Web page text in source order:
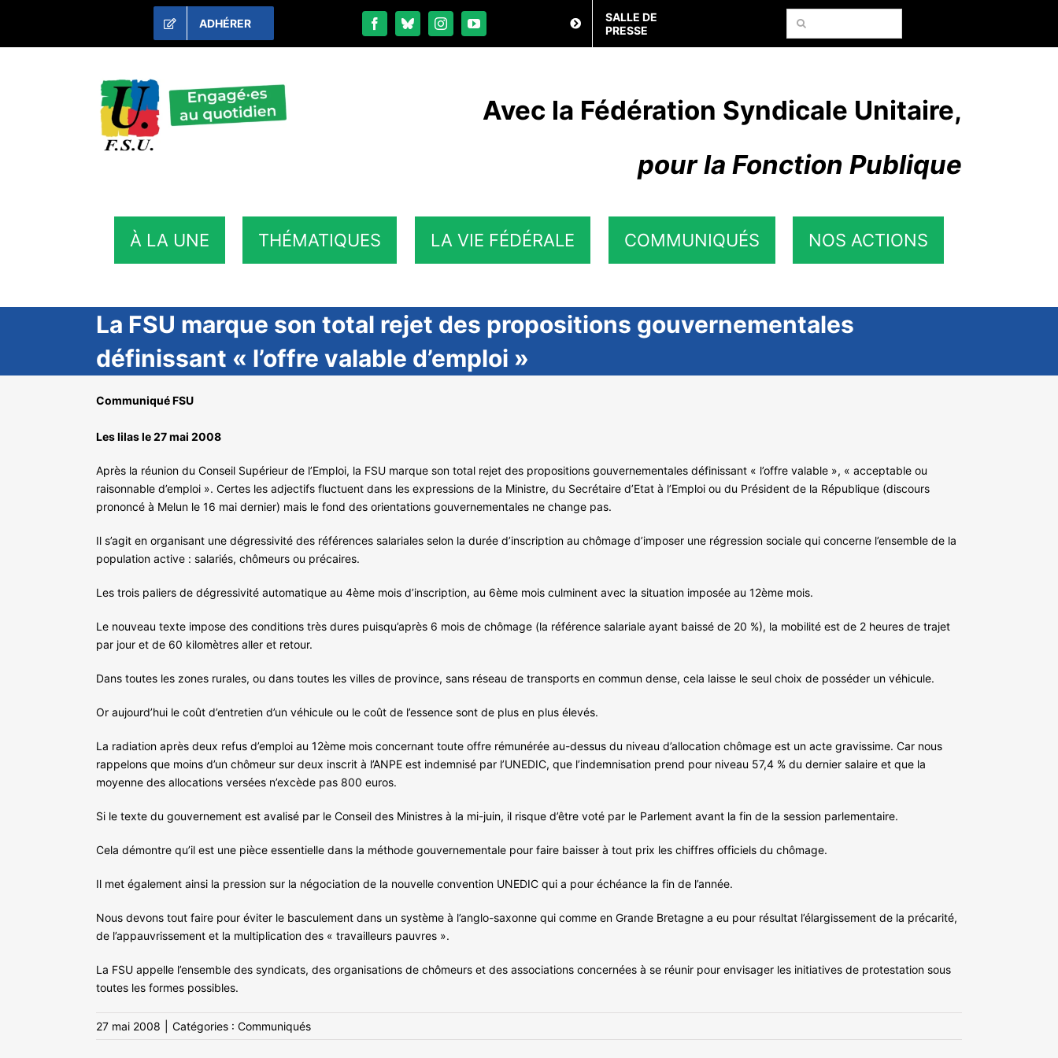
contenu
ADHÉRER
SALLE DE
PRESSE
Rechercher:
Avec la Fédération Syndicale Unitaire,
pour la Fonction Publique
À LA UNE THÉMATIQUES LA VIE FÉDÉRALE COMMUNIQUÉS NOS ACTIONS
La FSU marque son total rejet des propositions gouvernementales
définissant « l’offre valable d’emploi »
Communiqué FSU
Les lilas le 27 mai 2008
Après la réunion du Conseil Supérieur de l’Emploi, la FSU marque son total rejet des propositions gouvernementales définissant « l’offre valable », « acceptable ou
raisonnable d’emploi ». Certes les adjectifs fluctuent dans les expressions de la Ministre, du Secrétaire d’Etat à l’Emploi ou du Président de la République (discours
prononcé à Melun le 16 mai dernier) mais le fond des orientations gouvernementales ne change pas.
Il s’agit en organisant une dégressivité des références salariales selon la durée d’inscription au chômage d’imposer une régression sociale qui concerne l’ensemble de la
population active : salariés, chômeurs ou précaires.
Les trois paliers de dégressivité automatique au 4ème mois d’inscription, au 6ème mois culminent avec la situation imposée au 12ème mois.
Le nouveau texte impose des conditions très dures puisqu’après 6 mois de chômage (la référence salariale ayant baissé de 20 %), la mobilité est de 2 heures de trajet
par jour et de 60 kilomètres aller et retour.
Dans toutes les zones rurales, ou dans toutes les villes de province, sans réseau de transports en commun dense, cela laisse le seul choix de posséder un véhicule.
Or aujourd’hui le coût d’entretien d’un véhicule ou le coût de l’essence sont de plus en plus élevés.
La radiation après deux refus d’emploi au 12ème mois concernant toute offre rémunérée au-dessus du niveau d’allocation chômage est un acte gravissime. Car nous
rappelons que moins d’un chômeur sur deux inscrit à l’ANPE est indemnisé par l’UNEDIC, que l’indemnisation prend pour niveau 57,4 % du dernier salaire et que la
moyenne des allocations versées n’excède pas 800 euros.
Si le texte du gouvernement est avalisé par le Conseil des Ministres à la mi-juin, il risque d’être voté par le Parlement avant la fin de la session parlementaire.
Cela démontre qu’il est une pièce essentielle dans la méthode gouvernementale pour faire baisser à tout prix les chiffres officiels du chômage.
Il met également ainsi la pression sur la négociation de la nouvelle convention UNEDIC qui a pour échéance la fin de l’année.
Nous devons tout faire pour éviter le basculement dans un système à l’anglo-saxonne qui comme en Grande Bretagne a eu pour résultat l’élargissement de la précarité,
de l’appauvrissement et la multiplication des « travailleurs pauvres ».
La FSU appelle l’ensemble des syndicats, des organisations de chômeurs et des associations concernées à se réunir pour envisager les initiatives de protestation sous
toutes les formes possibles.
27 mai 2008 Catégories : Communiqués